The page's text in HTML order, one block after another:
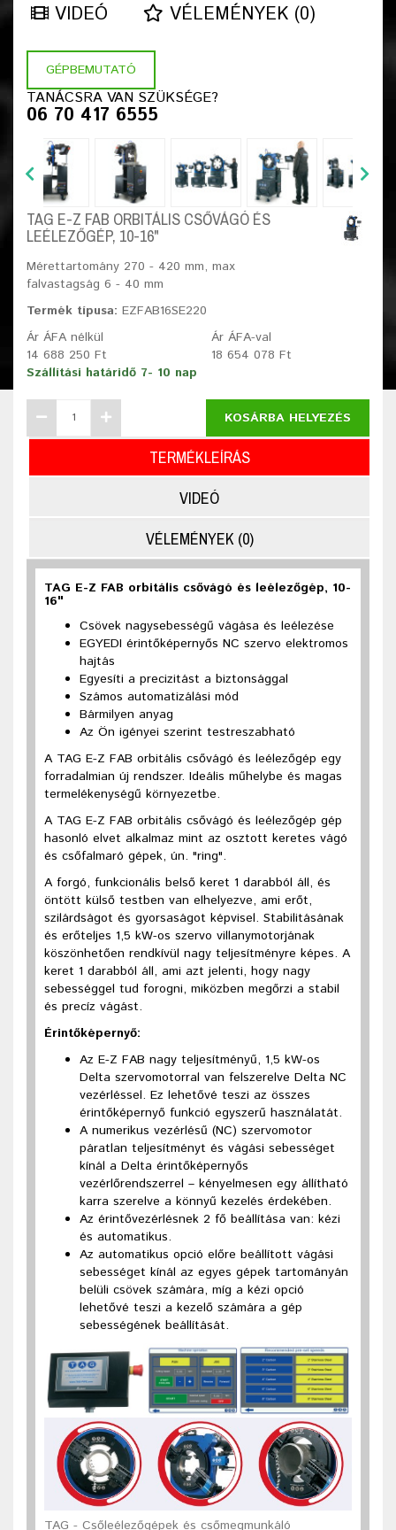
VIDEÓ VÉLEMÉNYEK (0)
GÉPBEMUTATÓ
TANÁCSRA VAN SZÜKSÉGE?
06 70 417 6555
TAG E-Z FAB ORBITÁLIS CSŐVÁGÓ ÉS
LEÉLEZŐGÉP, 10-16"
Mérettartomány 270 - 420 mm, max
falvastagság 6 - 40 mm
Termék típusa: EZFAB16SE220
Ár ÁFA nélkül
14 688 250 Ft
Ár ÁFA-val
18 654 078 Ft
Szállítási határidő 7- 10 nap
KOSÁRBA HELYEZÉS
TERMÉKLEÍRÁS
VIDEÓ
VÉLEMÉNYEK (0)
TAG E-Z FAB orbitális csővágó és leélezőgép, 10-
16"
Csövek nagysebességű vágása és leélezése
EGYEDI érintőképernyős NC szervo elektromos
hajtás
Egyesíti a precizitást a biztonsággal
Számos automatizálási mód
Bármilyen anyag
Az Ön igényei szerint testreszabható
A TAG E-Z FAB orbitális csővágó és leélezőgép egy
forradalmian új rendszer. Ideális műhelybe és magas
termelékenységű környezetbe.
A TAG E-Z FAB orbitális csővágó és leélezőgép gép
hasonló elvet alkalmaz mint az osztott keretes vágó
és csőfalmaró gépek, ún. "ring".
A forgó, funkcionális belső keret 1 darabból áll, és
öntött külső testben van elhelyezve, ami erőt,
szilárdságot és gyorsaságot képvisel. Stabilitásának
és erőteljes 1,5 kW-os szervo villanymotorjának
köszönhetően rendkívül nagy teljesítményre képes. A
keret 1 darabból áll, ami azt jelenti, hogy nagy
sebességgel tud forogni, miközben megőrzi a stabil
és precíz vágást.
Érintőképernyő:
Az E-Z FAB nagy teljesítményű, 1,5 kW-os
Delta szervomotorral van felszerelve Delta NC
vezérléssel. Ez lehetővé teszi az összes
érintőképernyő funkció egyszerű használatát.
A numerikus vezérlésű (NC) szervomotor
páratlan teljesítményt és vágási sebességet
kínál a Delta érintőképernyős
vezérlőrendszerrel – kényelmesen egy állítható
karra szerelve a könnyű kezelés érdekében.
Az érintővezérlésnek 2 fő beállítása van: kézi
és automatikus.
Az automatikus opció előre beállított vágási
sebességet kínál az egyes gépek tartományán
belüli csövek számára, míg a kézi opció
lehetővé teszi a kezelő számára a gép
sebességének beállítását.
TAG - Csőleélezőgépek és csőmegmunkáló